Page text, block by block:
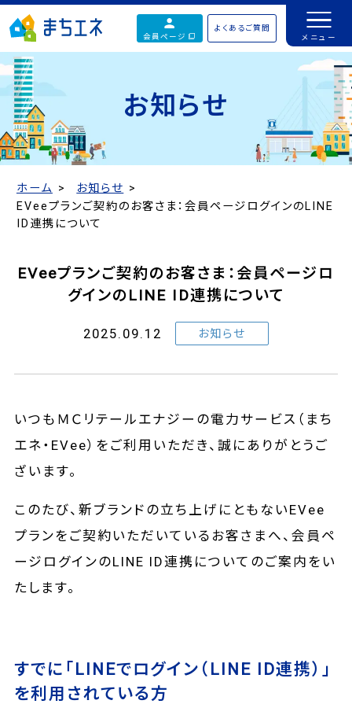
会員ページ
よくあるご質問
お知らせ
ホーム
お知らせ
EVeeプランご契約のお客さま：会員ページログインのLINE
ID連携について
EVeeプランご契約のお客さま：会員ページロ
グインのLINE ID連携について
2025.09.12 お知らせ
いつもＭＣリテールエナジーの電力サービス（まち
エネ・EVee）をご利用いただき、誠にありがとうご
ざいます。
このたび、新ブランドの立ち上げにともないEVee
プランをご契約いただいているお客さまへ、会員ペ
ージログインのLINE ID連携についてのご案内をい
たします。
すでに「LINEでログイン（LINE ID連携）」
を利用されている方